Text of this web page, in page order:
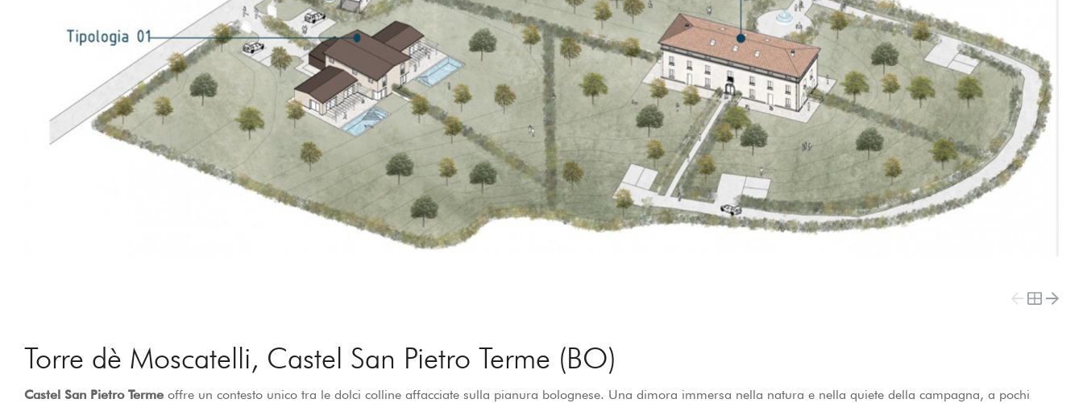
Torre dè Moscatelli, Castel San Pietro Terme (BO)
Castel San Pietro Terme offre un contesto unico tra le dolci colline affacciate sulla pianura bolognese. Una dimora immersa nella natura e nella quiete della campagna, a pochi